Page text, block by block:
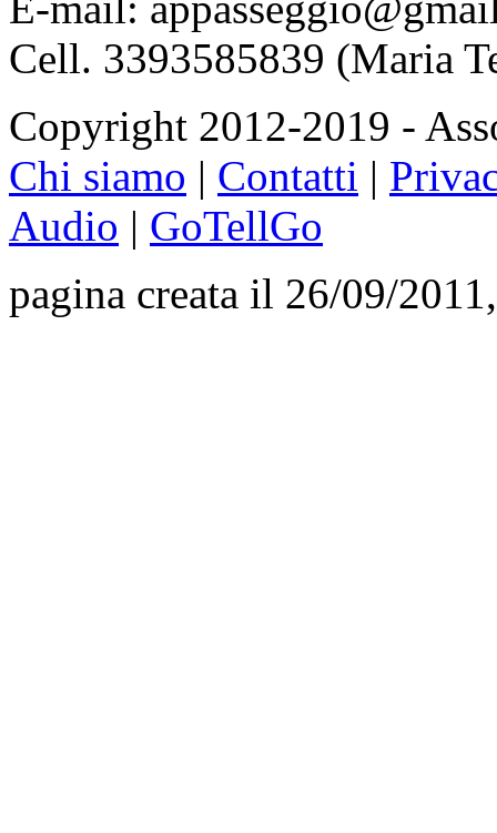
Cell. 3393585839 (Maria
Copyright 2012-2019 -
Chi siamo | Contatti |
Audio | GoTellGo
pagina creata il 26/09/